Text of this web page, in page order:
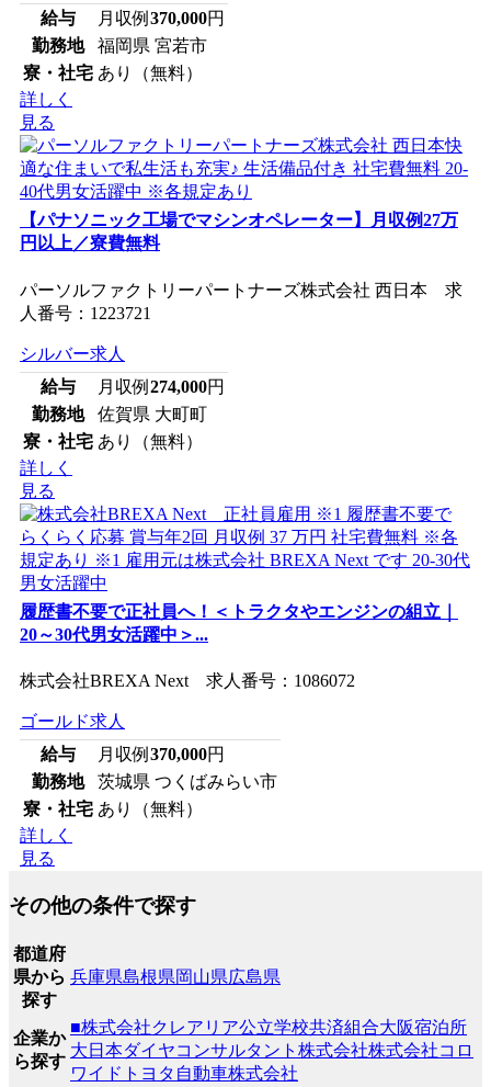
給与
月収例 370,000円
勤務地
福岡県 宮若市
寮・社宅 あり（無料）
詳しく
見る
【パナソニック工場でマシンオペレーター】月収例27万
円以上／寮費無料
パーソルファクトリーパートナーズ株式会社 西日本 求
人番号：1223721
シルバー求人
給与
月収例 274,000円
勤務地
佐賀県 大町町
寮・社宅 あり（無料）
詳しく
見る
履歴書不要で正社員へ！＜トラクタやエンジンの組立｜
20～30代男女活躍中＞...
株式会社BREXA Next 求人番号：1086072
ゴールド求人
給与
月収例 370,000円
勤務地
茨城県 つくばみらい市
寮・社宅 あり（無料）
詳しく
見る
その他の条件で探す
都道府
県から
探す
兵庫県島根県岡山県広島県
企業か
ら探す
■株式会社クレアリア公立学校共済組合大阪宿泊所
大日本ダイヤコンサルタント株式会社株式会社コロ
ワイド トヨタ自動車株式会社